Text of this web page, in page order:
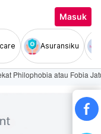
Masuk
Asuransiku
Philophobia atau Fobia